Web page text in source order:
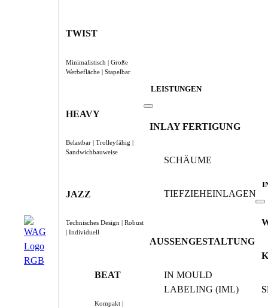
TWIST
Minimalistisch | Große
Werbefläche | Stapelbar
HEAVY
Belastbar | Trolleyfähig |
Sandwichbauweise
JAZZ
Technisches Design | Robust
| Individuell
BEAT
Kompakt |
LEISTUNGEN
INLAY FERTIGUNG
SCHÄUME
TIEFZIEHEINLAGEN
AUSSENGESTALTUNG
IN MOULD
LABELING (IML)